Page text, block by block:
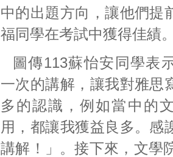
中的出題方向，讓他們提
福同學在考試中獲得佳績
圖傳113蘇怡安同學表
一次的講解，讓我對雅思
多的認識，例如當中的
用，都讓我獲益良多。感
講解！」。接下來，文學